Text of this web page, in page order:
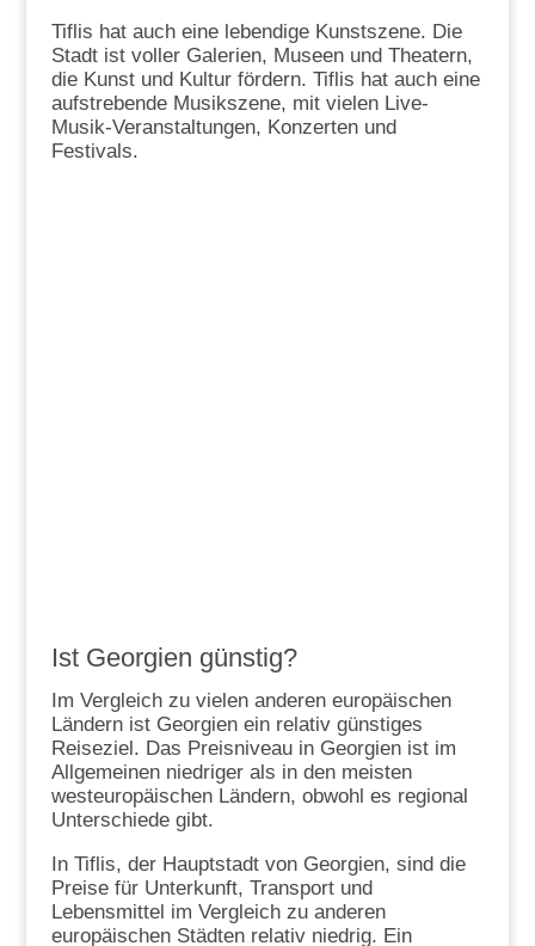
Tiflis hat auch eine lebendige Kunstszene. Die
Stadt ist voller Galerien, Museen und Theatern,
die Kunst und Kultur fördern. Tiflis hat auch eine
aufstrebende Musikszene, mit vielen Live-
Musik-Veranstaltungen, Konzerten und
Festivals.
Ist Georgien günstig?
Im Vergleich zu vielen anderen europäischen
Ländern ist Georgien ein relativ günstiges
Reiseziel. Das Preisniveau in Georgien ist im
Allgemeinen niedriger als in den meisten
westeuropäischen Ländern, obwohl es regional
Unterschiede gibt.
In Tiflis, der Hauptstadt von Georgien, sind die
Preise für Unterkunft, Transport und
Lebensmittel im Vergleich zu anderen
europäischen Städten relativ niedrig. Ein